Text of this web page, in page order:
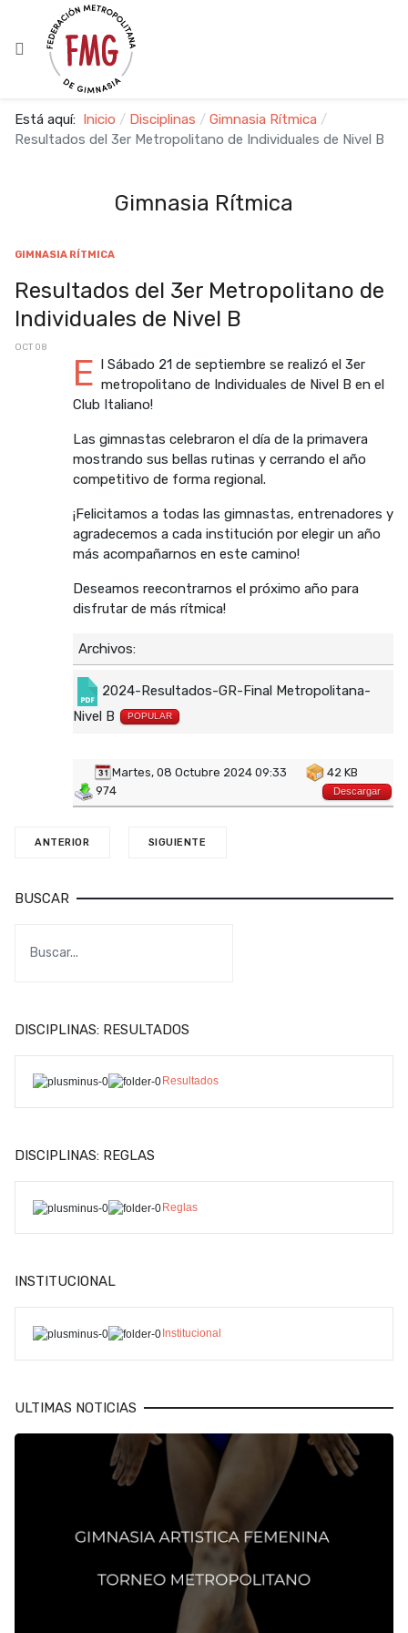
Está aquí: Inicio Disciplinas
Gimnasia Rítmica
Resultados del 3er Metropolitano de Individuales de Nivel B
Gimnasia Rítmica
GIMNASIA RÍTMICA
Resultados del 3er Metropolitano de
Individuales de Nivel B
OCT 08
E l Sábado 21 de septiembre se realizó el 3er
metropolitano de Individuales de Nivel B en el
Club Italiano!
Las gimnastas celebraron el día de la primavera
mostrando sus bellas rutinas y cerrando el año
competitivo de forma regional.
¡Felicitamos a todas las gimnastas, entrenadores y
agradecemos a cada institución por elegir un año
más acompañarnos en este camino!
Deseamos reecontrarnos el próximo año para
disfrutar de más rítmica!
Archivos:
2024-Resultados-GR-Final Metropolitana-
Nivel B
POPULAR
Martes, 08 Octubre 2024 09:33
42 KB
974
Descargar
ANTERIOR SIGUIENTE
BUSCAR
DISCIPLINAS: RESULTADOS
Resultados
DISCIPLINAS: REGLAS
Reglas
INSTITUCIONAL
Institucional
ULTIMAS NOTICIAS